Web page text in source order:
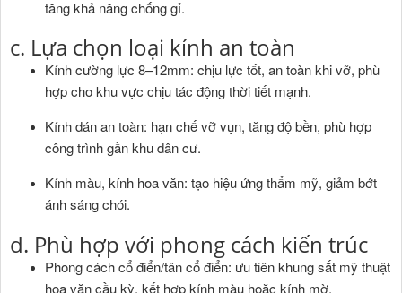
tăng khả năng chống gỉ.
c. Lựa chọn loại kính an toàn
Kính cường lực 8–12mm: chịu lực tốt, an toàn khi vỡ, phù
hợp cho khu vực chịu tác động thời tiết mạnh.
Kính dán an toàn: hạn chế vỡ vụn, tăng độ bền, phù hợp
công trình gần khu dân cư.
Kính màu, kính hoa văn: tạo hiệu ứng thẩm mỹ, giảm bớt
ánh sáng chói.
d. Phù hợp với phong cách kiến trúc
Phong cách cổ điển/tân cổ điển: ưu tiên khung sắt mỹ thuật
hoa văn cầu kỳ, kết hợp kính màu hoặc kính mờ.